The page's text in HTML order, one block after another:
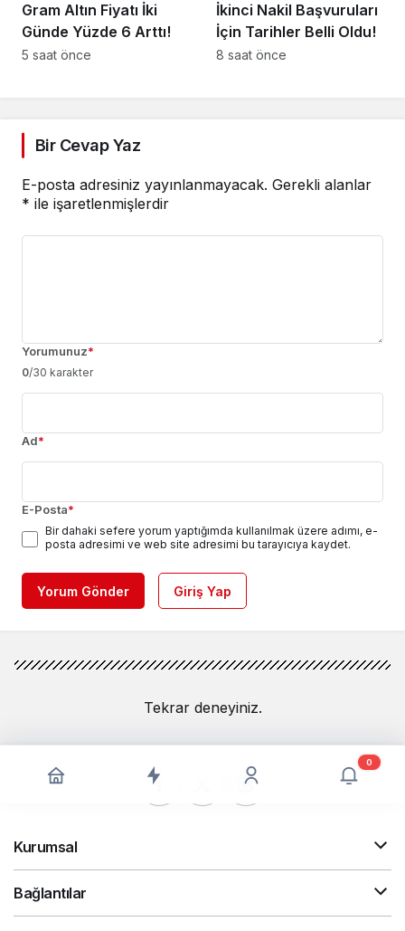
Gram Altın Fiyatı İki
Günde Yüzde 6 Arttı!
5 saat önce
İkinci Nakil Başvuruları
İçin Tarihler Belli Oldu!
8 saat önce
Bir Cevap Yaz
E-posta adresiniz yayınlanmayacak. Gerekli alanlar
* ile işaretlenmişlerdir
Yorumunuz*
0/30 karakter
Ad*
E-Posta*
Bir dahaki sefere yorum yaptığımda kullanılmak üzere adımı, e-
posta adresimi ve web site adresimi bu tarayıcıya kaydet.
Yorum Gönder Giriş Yap
Tekrar deneyiniz.
0
Kurumsal
Bağlantılar